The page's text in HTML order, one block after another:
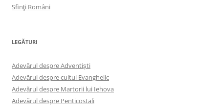
Sfinţi Români
LEGĂTURI
Adevărul despre Adventişti
Adevărul despre cultul Evanghelic
Adevărul despre Martorii lui Iehova
Adevărul despre Penticostali